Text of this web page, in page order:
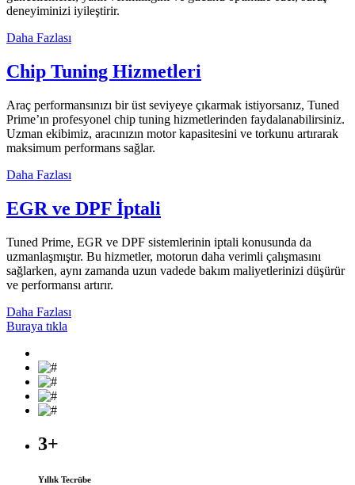
deneyiminizi iyileştirir.
Daha Fazlası
Chip Tuning Hizmetleri
Araç performansınızı bir üst seviyeye çıkarmak istiyorsanız, Tuned
Prime’ın profesyonel chip tuning hizmetlerinden faydalanabilirsiniz.
Uzman ekibimiz, aracınızın motor kapasitesini ve torkunu artırarak
maksimum performans sağlar.
Daha Fazlası
EGR ve DPF İptali
Tuned Prime, EGR ve DPF sistemlerinin iptali konusunda da
uzmanlaşmıştır. Bu hizmetler, motorun daha verimli çalışmasını
sağlarken, aynı zamanda uzun vadede bakım maliyetlerinizi düşürür
ve performansı artırır.
Daha Fazlası
Buraya tıkla
3+
Yıllık Tecrübe